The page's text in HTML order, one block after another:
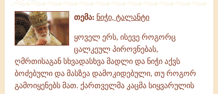
თემა: ნიჭი, ტალანტი
ყოველ ერს, ისევე როგორც
ცალკეულ პიროვნებას,
ღმრთისაგან სხვადასხვა მადლი და ნიჭი აქვს
ბოძებული და მასზეა დამოკიდებული, თუ როგორ
გამოიყენებს მათ. ქართველმა კაცმა სიყვარულის